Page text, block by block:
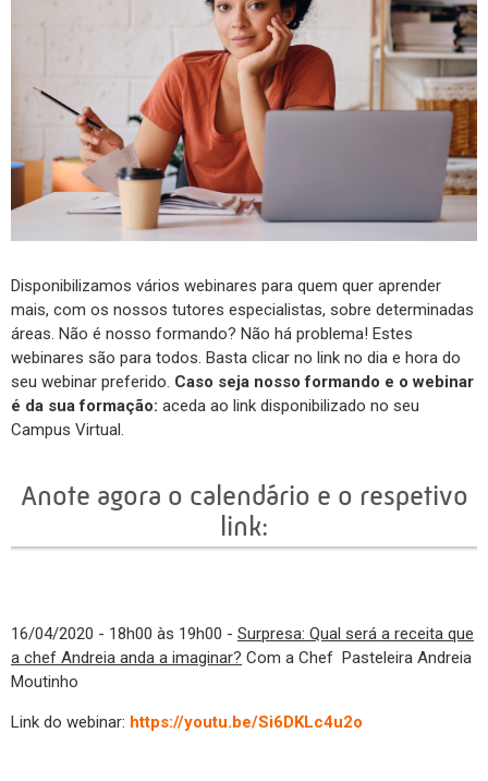
Disponibilizamos vários webinares para quem quer aprender
mais, com os nossos tutores especialistas, sobre determinadas
áreas. Não é nosso formando? Não há problema! Estes
webinares são para todos. Basta clicar no link no dia e hora do
seu webinar preferido. Caso seja nosso formando e o webinar
é da sua formação: aceda ao link disponibilizado no seu
Campus Virtual.
Anote agora o calendário e o respetivo
link:
16/04/2020 - 18h00 às 19h00 - Surpresa: Qual será a receita que
a chef Andreia anda a imaginar? Com a Chef Pasteleira Andreia
Moutinho
Link do webinar: https://youtu.be/Si6DKLc4u2o